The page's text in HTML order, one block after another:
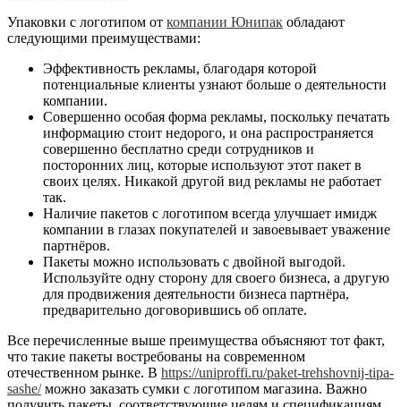
Упаковки с логотипом от компании Юнипак обладают
следующими преимуществами:
Эффективность рекламы, благодаря которой
потенциальные клиенты узнают больше о деятельности
компании.
Совершенно особая форма рекламы, поскольку печатать
информацию стоит недорого, и она распространяется
совершенно бесплатно среди сотрудников и
посторонних лиц, которые используют этот пакет в
своих целях. Никакой другой вид рекламы не работает
так.
Наличие пакетов с логотипом всегда улучшает имидж
компании в глазах покупателей и завоевывает уважение
партнёров.
Пакеты можно использовать с двойной выгодой.
Используйте одну сторону для своего бизнеса, а другую
для продвижения деятельности бизнеса партнёра,
предварительно договорившись об оплате.
Все перечисленные выше преимущества объясняют тот факт,
что такие пакеты востребованы на современном
отечественном рынке. В https://uniproffi.ru/paket-trehshovnij-tipa-
sashe/можно заказать сумки с логотипом магазина. Важно